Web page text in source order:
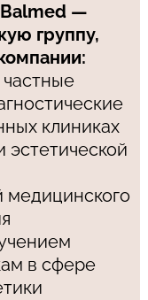
—
группу,
клиниках
в сфере